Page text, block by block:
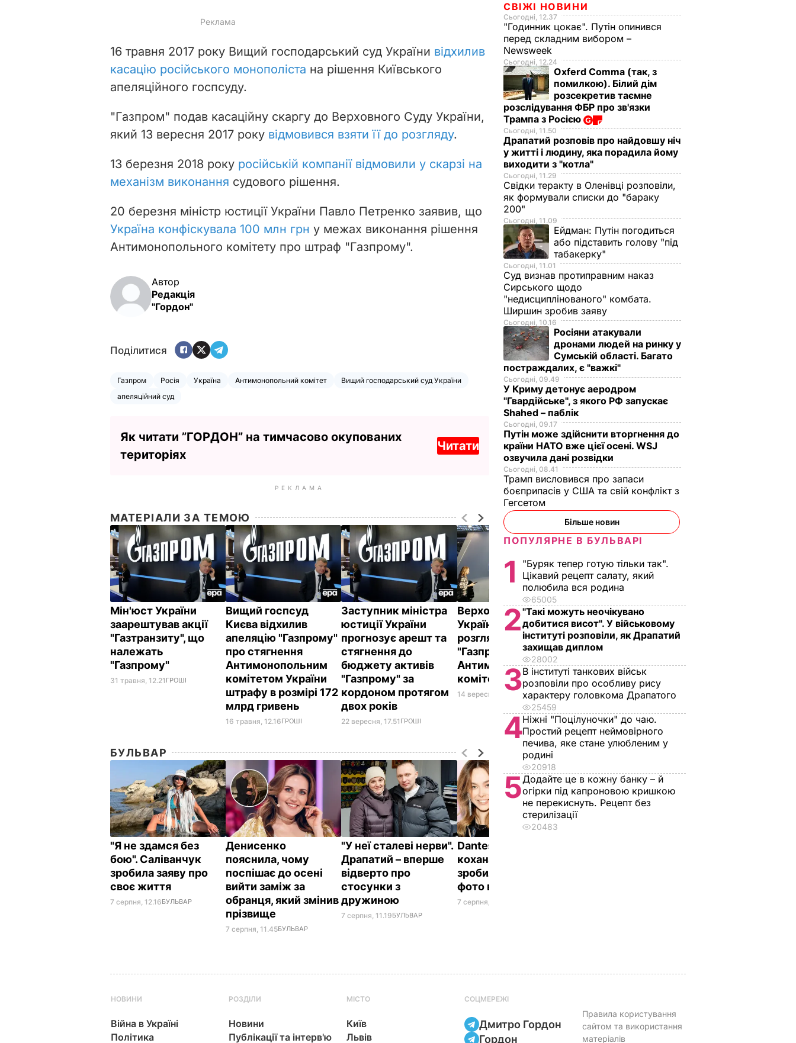
16 травня 2017 року Вищий господарський суд України відхилив
касацію російського монополіста на рішення Київського
апеляційного госпсуду.
"Газпром" подав касаційну скаргу до Верховного Суду України,
який 13 вересня 2017 року відмовився взяти її до розгляду.
13 березня 2018 року російській компанії відмовили у скарзі на
механізм виконання судового рішення.
20 березня міністр юстиції України Павло Петренко заявив, що
Україна конфіскувала 100 млн грн у межах виконання рішення
Антимонопольного комітету про штраф "Газпрому".
Автор
Редакція
"Гордон"
Поділитися
Газпром Росія Україна Антимонопольний комітет
Вищий господарський суд України
апеляційний суд
Як читати ”ГОРДОН” на тимчасово окупованих
територіях
Читати
РЕКЛАМА
МАТЕРІАЛИ ЗА ТЕМОЮ
Мін'юст України
заарештував акції
"Газтранзиту", що
належать
"Газпрому"
31 травня, 12.21 ГРОШІ
Вищий госпсуд
Києва відхилив
апеляцію "Газпрому"
про стягнення
Антимонопольним
комітетом України
штрафу в розмірі 172
млрд гривень
16 травня, 12.16ГРОШІ
Заступник міністра
юстиції України
прогнозує арешт та
стягнення до
бюджету активів
"Газпрому" за
кордоном протягом
двох років
22 вересня, 17.51 ГРОШІ
Верховний Суд
України відмовився
розглядати касацію
"Газпрому" на штраф
Антимонопольного
комітету
14 вересня, 14.56 ПОДІЇ
БУЛЬВАР
"Я не здамся без
бою". Саліванчук
зробила заяву про
своє життя
7 серпня, 12.16БУЛЬВАР
Денисенко
пояснила, чому
поспішає до осені
вийти заміж за
обранця, який змінив
прізвище
7 серпня, 11.45БУЛЬВАР
"У неї сталеві нерви".
Драпатий – вперше
відверто про
стосунки з
дружиною
7 серпня, 11.19БУЛЬВАР
Dantes і його нова
кохана Неправда
зробили романтичне
фото в ліфті втрьох
7 серпня, 10.20
СВІЖІ НОВИНИ
Сьогодні, 12.37
"Годинник цокає". Путін опинився
перед складним вибором –
Newsweek
Сьогодні, 12.24
Oxferd Comma (так, з
помилкою). Білий дім
розсекретив таємне
розслідування ФБР про зв'язки
Трампа з Росією
Сьогодні, 11.50
Драпатий розповів про найдовшу ніч
у житті і людину, яка порадила йому
виходити з "котла"
Сьогодні, 11.29
Свідки теракту в Оленівці розповіли,
як формували списки до "бараку
200"
Сьогодні, 11.09
Ейдман: Путін погодиться
або підставить голову "під
табакерку"
Сьогодні, 11.01
Суд визнав протиправним наказ
Сирського щодо
"недисциплінованого" комбата.
Ширшин зробив заяву
Сьогодні, 10.16
Росіяни атакували
дронами людей на ринку у
Сумській області. Багато
постраждалих, є "важкі"
Сьогодні, 09.49
У Криму детонує аеродром
"Гвардійське", з якого РФ запускає
Shahed – паблік
Сьогодні, 09.17
Путін може здійснити вторгнення до
країни НАТО вже цієї осені. WSJ
озвучила дані розвідки
Сьогодні, 08.41
Трамп висловився про запаси
боєприпасів у США та свій конфлікт з
Гегсетом
Більше новин
ПОПУЛЯРНЕ В БУЛЬВАРІ
1
"Буряк тепер готую тільки так".
Цікавий рецепт салату, який
полюбила вся родина
65005
2"Такі можуть неочікувано
добитися висот". У військовому
інституті розповіли, як Драпатий
захищав диплом
28002
3В інституті танкових військ
розповіли про особливу рису
характеру головкома Драпатого
25459
4Ніжні "Поцілуночки" до чаю.
Простий рецепт неймовірного
печива, яке стане улюбленим у
родині
20918
5Додайте це в кожну банку – й
огірки під капроновою кришкою
не перекиснуть. Рецепт без
стерилізації
20483
НОВИНИ
Війна в Україні
Політика
РОЗДІЛИ
Новини
Публікації та інтерв'ю
МІСТО
Київ
Львів
СОЦМЕРЕЖІ
Дмитро Гордон
Гордон
Правила користування
сайтом та використання
матеріалів